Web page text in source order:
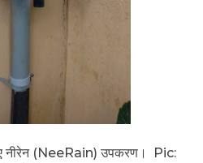
नीरेन (NeeRain) उपकरण। Pic: